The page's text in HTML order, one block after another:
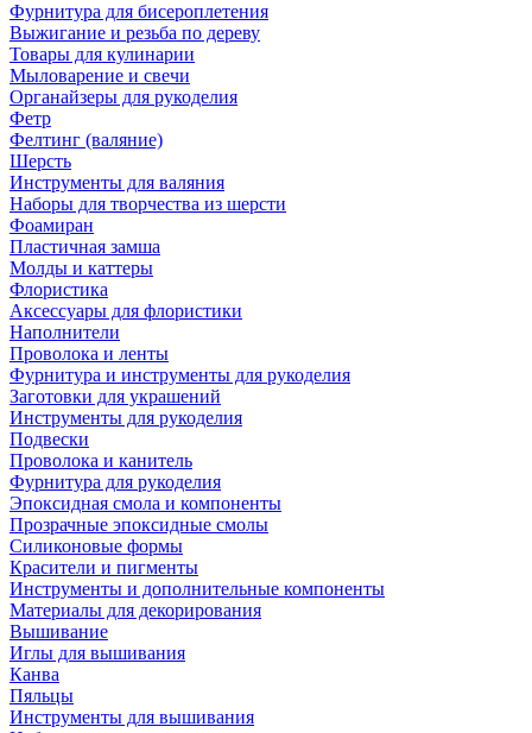
Фурнитура для бисероплетения
Выжигание и резьба по дереву
Товары для кулинарии
Мыловарение и свечи
Органайзеры для рукоделия
Фетр
Фелтинг (валяние)
Шерсть
Инструменты для валяния
Наборы для творчества из шерсти
Фоамиран
Пластичная замша
Молды и каттеры
Флористика
Аксессуары для флористики
Наполнители
Проволока и ленты
Фурнитура и инструменты для рукоделия
Заготовки для украшений
Инструменты для рукоделия
Подвески
Проволока и канитель
Фурнитура для рукоделия
Эпоксидная смола и компоненты
Прозрачные эпоксидные смолы
Силиконовые формы
Красители и пигменты
Инструменты и дополнительные компоненты
Материалы для декорирования
Вышивание
Иглы для вышивания
Канва
Пяльцы
Инструменты для вышивания